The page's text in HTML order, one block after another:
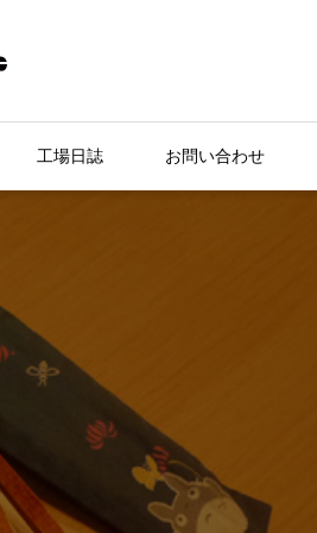
工場日誌 お問い合わせ